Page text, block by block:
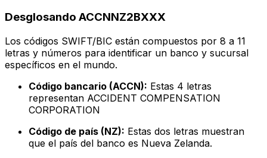
Desglosando ACCNNZ2BXXX
Los códigos SWIFT/BIC están compuestos por 8 a 11
letras y números para identificar un banco y sucursal
específicos en el mundo.
Código bancario (ACCN): Estas 4 letras
representan ACCIDENT COMPENSATION
CORPORATION
Código de país (NZ): Estas dos letras muestran
que el país del banco es Nueva Zelanda.